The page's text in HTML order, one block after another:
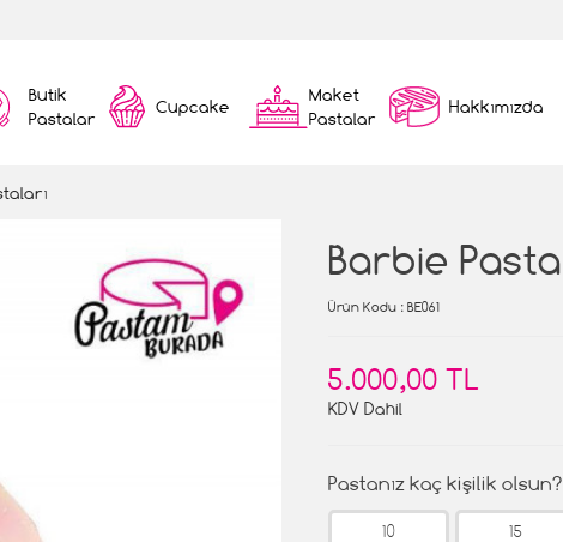
Butik
Pastalar
Cupcake
Maket
Pastalar
Hakkımızda
Barbie Pasta
Ürün Kodu : BE061
5.000,00 TL
KDV Dahil
Pastanız kaç kişilik olsun?
10
15